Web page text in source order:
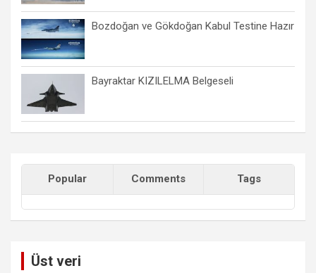
Bozdoğan ve Gökdoğan Kabul Testine Hazır
Bayraktar KIZILELMA Belgeseli
Popular Comments Tags
Üst veri